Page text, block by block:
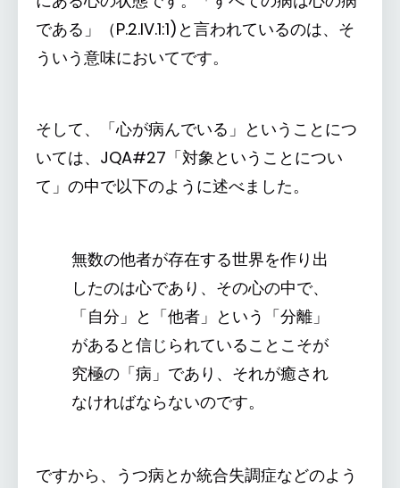
である」（P.2.IV.1:1)と言われているのは、そ
ういう意味においてです。
そして、「心が病んでいる」ということにつ
いては、JQA#27「対象ということについ
て」の中で以下のように述べました。
無数の他者が存在する世界を作り出
したのは心であり、その心の中で、
「自分」と「他者」という「分離」
があると信じられていることこそが
究極の「病」であり、それが癒され
なければならないのです。
ですから、うつ病とか統合失調症などのよう